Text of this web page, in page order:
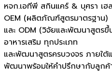
หจก.เอทีพี สกินแคร์ & บุศรา เฮ
OEM (ผลิตภัณฑ์สูตรมาตรฐาน)
และ ODM (วิจัยและพัฒนาสูตรขึ้
อาหารเสริม ทุกประเภท
และพัฒนาสูตรครบวงจร ภายใต้
พัฒนาพร้อมให้คำปรึกษากับลูกค้